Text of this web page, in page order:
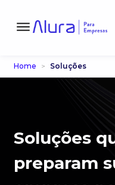
Home Soluções
Soluções
preparam